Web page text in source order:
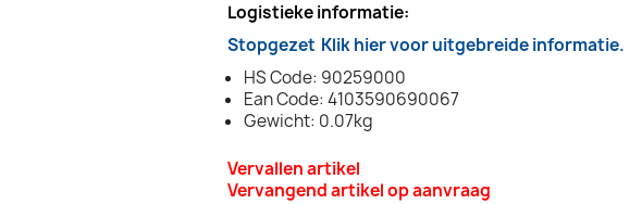
Logistieke informatie:
Stopgezet Klik hier voor uitgebreide informatie.
HS Code: 90259000
Ean Code: 4103590690067
Gewicht: 0.07kg
Vervallen artikel
Vervangend artikel op aanvraag